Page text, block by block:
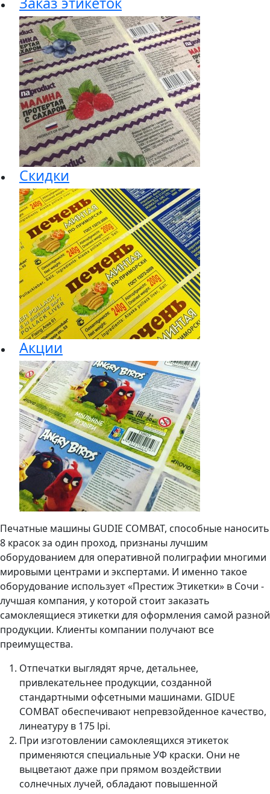
Скидки
Акции
Печатные машины GUDIE COMBAT, способные наносить
8 красок за один проход, признаны лучшим
оборудованием для оперативной полиграфии многими
мировыми центрами и экспертами. И именно такое
оборудование использует «Престиж Этикетки» в Сочи -
лучшая компания, у которой стоит заказать
самоклеящиеся этикетки для оформления самой разной
продукции. Клиенты компании получают все
преимущества.
Отпечатки выглядят ярче, детальнее,
привлекательнее продукции, созданной
стандартными офсетными машинами. GIDUE
COMBAT обеспечивают непревзойденное качество,
линеатуру в 175 lpi.
При изготовлении самоклеящихся этикеток
применяются специальные УФ краски. Они не
выцветают даже при прямом воздействии
солнечных лучей, обладают повышенной